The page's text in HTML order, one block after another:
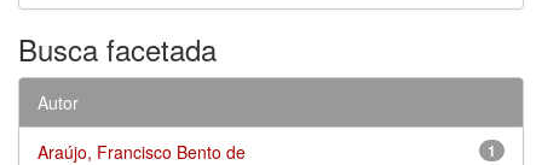
Busca facetada
Autor
1
Araújo, Francisco Bento de